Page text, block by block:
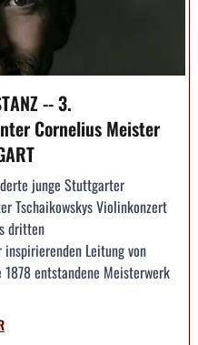
-- 3.
Cornelius Meister
junge Stuttgarter
Tschaikowskys Violinkonzert
dritten
Leitung von
entstandene Meisterwerk